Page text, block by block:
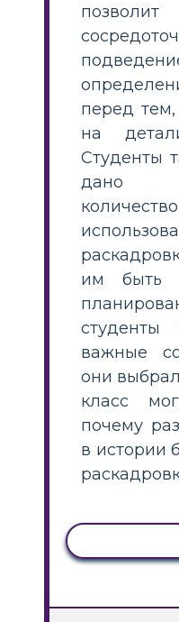
перед тем,
на
Студенты
дано
им быть
студенты
важные
они
класс
почему
в истории